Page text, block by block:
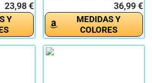
23,98 €
Y
36,99 €
MEDIDAS Y
COLORES